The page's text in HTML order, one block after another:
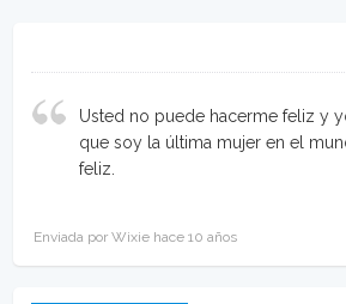
Usted no puede hacerme feliz y
que soy la última mujer en el
feliz.
Enviada por Wixie hace 10 años